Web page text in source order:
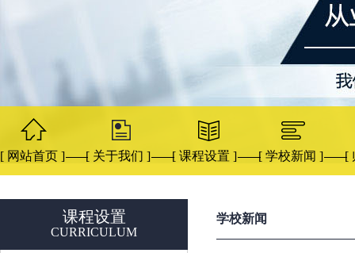
[ 网站首页 ] [ 关于我们 ] [ 课程设置 ] [ 学校新闻 ] [
课程设置
CURRICULUM
学校新闻